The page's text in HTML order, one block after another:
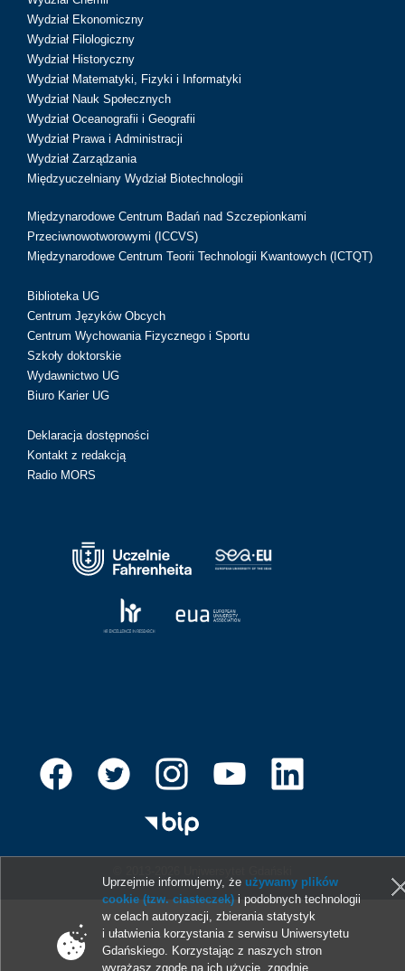
Wydział Ekonomiczny
Wydział Filologiczny
Wydział Historyczny
Wydział Matematyki, Fizyki i Informatyki
Wydział Nauk Społecznych
Wydział Oceanografii i Geografii
Wydział Prawa i Administracji
Wydział Zarządzania
Międzyuczelniany Wydział Biotechnologii
Międzynarodowe Centrum Badań nad Szczepionkami
Przeciwnowotworowymi (ICCVS)
Międzynarodowe Centrum Teorii Technologii Kwantowych (ICTQT)
Biblioteka UG
Centrum Języków Obcych
Centrum Wychowania Fizycznego i Sportu
Szkoły doktorskie
Wydawnictwo UG
Biuro Karier UG
Deklaracja dostępności
Kontakt z redakcją
Radio MORS
Uprzejmie informujemy, że używamy plików
cookie (tzw. ciasteczek) i podobnych technologii
w celach autoryzacji, zbierania statystyk
i ułatwienia korzystania z serwisu Uniwersytetu
Gdańskiego. Korzystając z naszych stron
wyrażasz zgodę na ich użycie, zgodnie